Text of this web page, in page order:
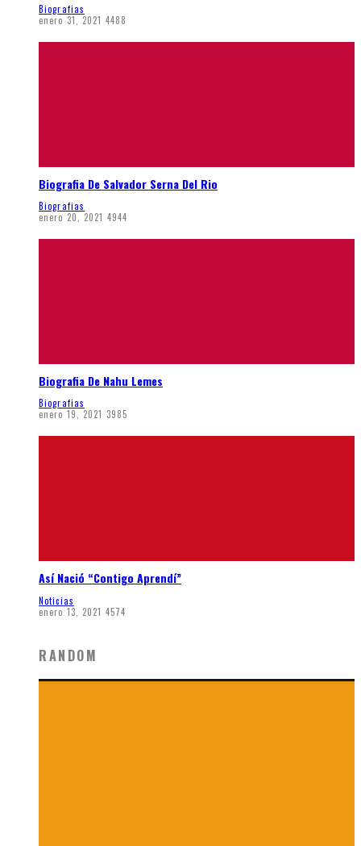
Biografias
enero 31, 2021 4488
Biografia De Salvador Serna Del Rio
Biografias
enero 20, 2021 4944
Biografia De Nahu Lemes
Biografias
enero 19, 2021 3985
Así Nació “Contigo Aprendí”
Noticias
enero 13, 2021 4574
RANDOM